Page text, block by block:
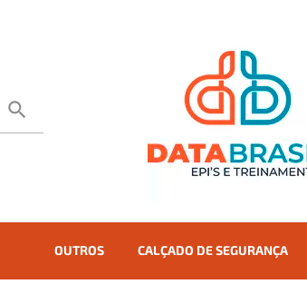
OUTROS CALÇADO DE SEGURANÇA